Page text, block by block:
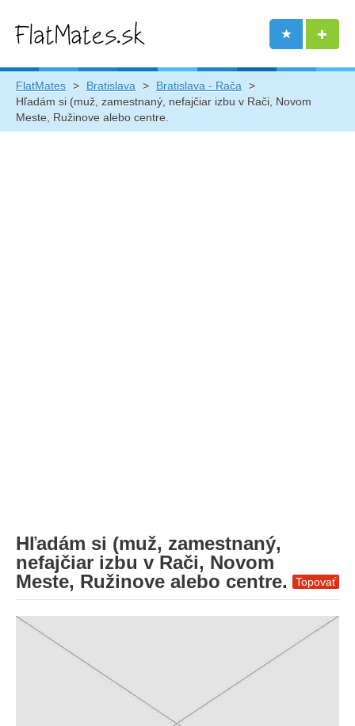
FlatMates > Bratislava > Bratislava - Rača
>
Hľadám si (muž, zamestnaný, nefajčiar izbu v Rači, Novom
Meste, Ružinove alebo centre.
Hľadám si (muž, zamestnaný,
nefajčiar izbu v Rači, Novom
Meste, Ružinove alebo centre.
Topovať